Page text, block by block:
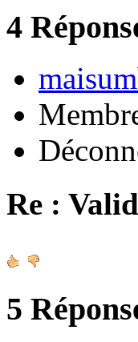
4
Re :
5